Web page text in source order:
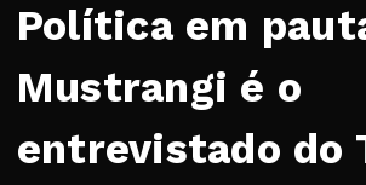
Política em
Mustrangi é o
entrevistado do